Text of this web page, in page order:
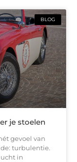
BLOG
je stoelen
gevoel van
turbulentie.
in